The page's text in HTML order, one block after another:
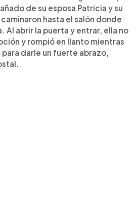
de su esposa Patricia y su
hasta el salón donde
Al abrir la puerta y entrar, ella no
y rompió en llanto mientras
darle un fuerte abrazo,